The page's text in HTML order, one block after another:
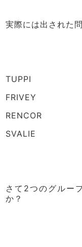
実際には出された
TUPPI
FRIVEY
RENCOR
SVALIE
さて2つのグルー
か？